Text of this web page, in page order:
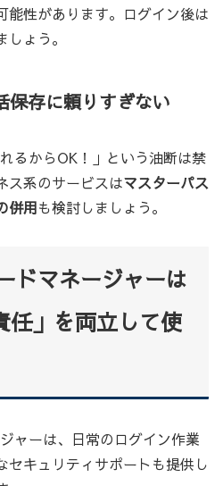
能性があります。ログイン後は
しょう。
保存に頼りすぎない
るからOK！」という油断は禁
ス系のサービスはマスターパス
併用も検討しましょう。
ドマネージャーは
任」を両立して使
ャーは、日常のログイン作業
セキュリティサポートも提供し